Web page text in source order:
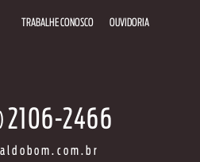
TRABALHE CONOSCO OUVIDORIA
2106-2466